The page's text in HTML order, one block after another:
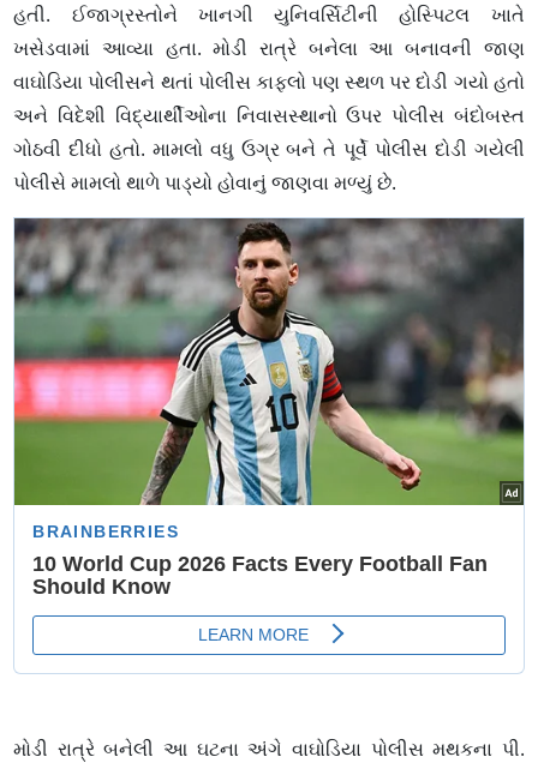
હતી. ઈજાગ્રસ્તોને ખાનગી યુનિવર્સિટીની હોસ્પિટલ ખાતે
ખસેડવામાં આવ્યા હતા. મોડી રાત્રે બનેલા આ બનાવની જાણ
વાઘોડિયા પોલીસને થતાં પોલીસ કાફલો પણ સ્થળ પર દોડી ગયો હતો
અને વિદેશી વિદ્યાર્થીઓના નિવાસસ્થાનો ઉપર પોલીસ બંદોબસ્ત
ગોઠવી દીધો હતો. મામલો વધુ ઉગ્ર બને તે પૂર્વે પોલીસ દોડી ગયેલી
પોલીસે મામલો થાળે પાડ્યો હોવાનું જાણવા મળ્યું છે.
મોડી રાત્રે બનેલી આ ઘટના અંગે વાઘોડિયા પોલીસ મથકના પી.